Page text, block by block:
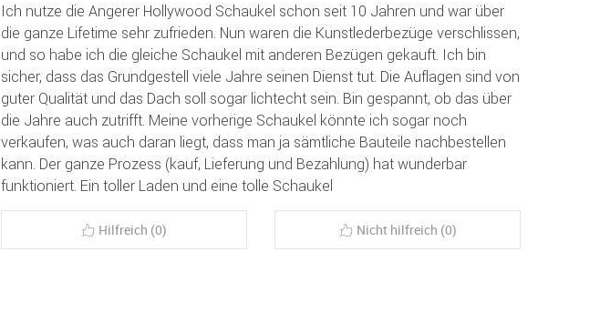
Ich nutze die Angerer Hollywood Schaukel schon seit 10 Jahren und war über
die ganze Lifetime sehr zufrieden. Nun waren die Kunstlederbezüge verschlissen,
und so habe ich die gleiche Schaukel mit anderen Bezügen gekauft. Ich bin
sicher, dass das Grundgestell viele Jahre seinen Dienst tut. Die Auflagen sind von
guter Qualität und das Dach soll sogar lichtecht sein. Bin gespannt, ob das über
die Jahre auch zutrifft. Meine vorherige Schaukel könnte ich sogar noch
verkaufen, was auch daran liegt, dass man ja sämtliche Bauteile nachbestellen
kann. Der ganze Prozess (kauf, Lieferung und Bezahlung) hat wunderbar
funktioniert. Ein toller Laden und eine tolle Schaukel
Hilfreich (0) Nicht hilfreich (0)